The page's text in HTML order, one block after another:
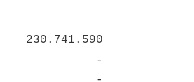
230.741.590
-